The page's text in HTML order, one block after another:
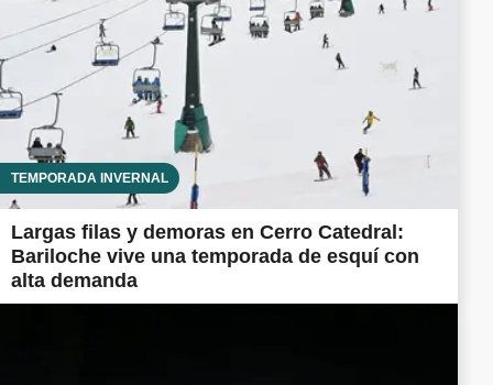
TEMPORADA INVERNAL
Largas filas y demoras en Cerro Catedral:
Bariloche vive una temporada de esquí con
alta demanda